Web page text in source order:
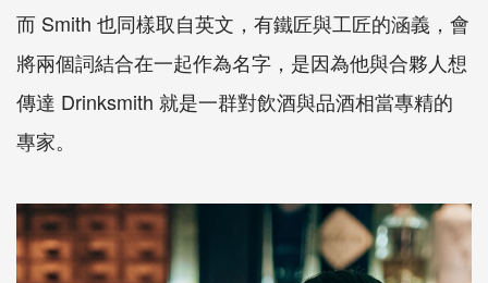
而 Smith 也同樣取自英文，有鐵匠與工匠的涵義，會
將兩個詞結合在一起作為名字，是因為他與合夥人想
傳達 Drinksmith 就是一群對飲酒與品酒相當專精的
專家。